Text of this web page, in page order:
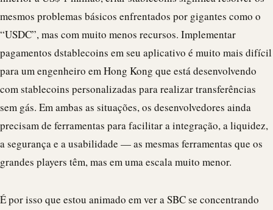
mesmos problemas básicos enfrentados por gigantes como o
“USDC”, mas com muito menos recursos. Implementar
pagamentos dstablecoins em seu aplicativo é muito mais difícil
para um engenheiro em Hong Kong que está desenvolvendo
com stablecoins personalizadas para realizar transferências
sem gás. Em ambas as situações, os desenvolvedores ainda
precisam de ferramentas para facilitar a integração, a liquidez,
a segurança e a usabilidade — as mesmas ferramentas que os
grandes players têm, mas em uma escala muito menor.
É por isso que estou animado em ver a SBC se concentrando